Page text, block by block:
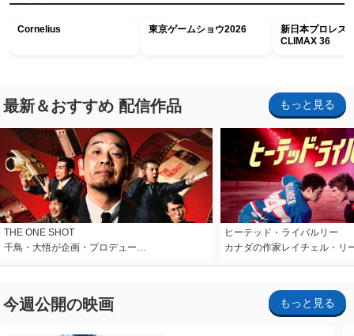
Cornelius 東京ゲームショウ2026
新日本プロレス
CLIMAX 36
最新＆おすすめ 配信作品 もっと見る
THE ONE SHOT
千鳥・大悟が企画・プロデュー…
ヒーテッド・ライバルリー
カナダの作家レイチェル・リ
今週公開の映画 もっと見る